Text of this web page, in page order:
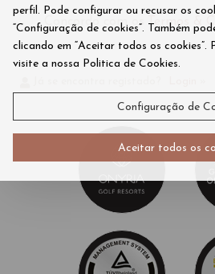
Concordo com os Termos &
perfil. Pode configurar ou recusar os
“Configuração de cookies”. Também
clicando em “Aceitar todos os cookies”.
visite a nossa Politica de Cookies.
Configuração de
Aceitar todos os